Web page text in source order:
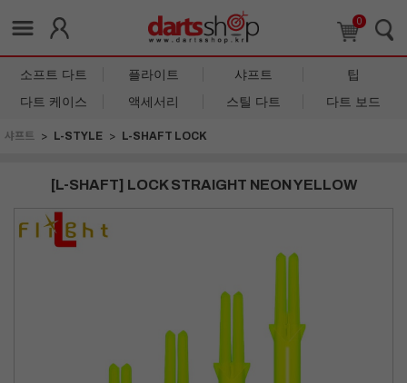
0
소프트 다트 플라이트 샤프트
팁
다트 케이스
액세서리 스틸 다트 다트 보드
샤프트 L-STYLE L-SHAFT LOCK
[L-SHAFT] LOCK STRAIGHT NEON YELLOW